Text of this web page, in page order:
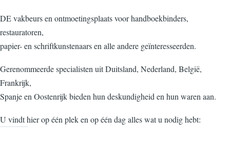
DE vakbeurs en ontmoetingsplaats voor handboekbinders,
restauratoren,
papier- en schriftkunstenaars en alle andere geïnteresseerden.
Gerenommeerde specialisten uit Duitsland, Nederland, België,
Frankrijk,
Spanje en Oostenrijk bieden hun deskundigheid en hun waren aan.
U vindt hier op één plek en op één dag alles wat u nodig hebt: